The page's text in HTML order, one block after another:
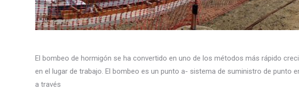
El bombeo de hormigón se ha convertido en uno de los métodos más rápido
en el lugar de trabajo. El bombeo es un punto a- sistema de suministro de punto
a través